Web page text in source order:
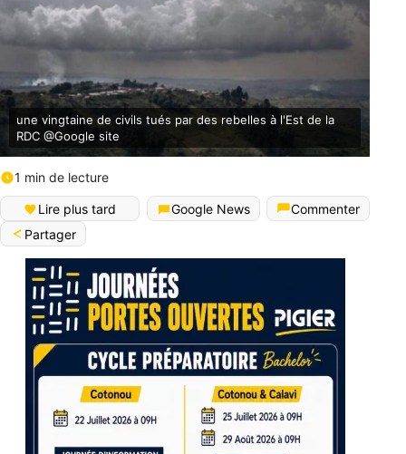
une vingtaine de civils tués par des rebelles à l'Est de la
RDC @Google site
1 min de lecture
Lire plus tard Google News
Commenter
Partager